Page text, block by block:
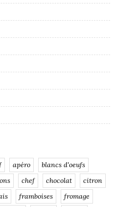
apéro
blancs d'oeufs
chef chocolat
citron
framboises
fromage